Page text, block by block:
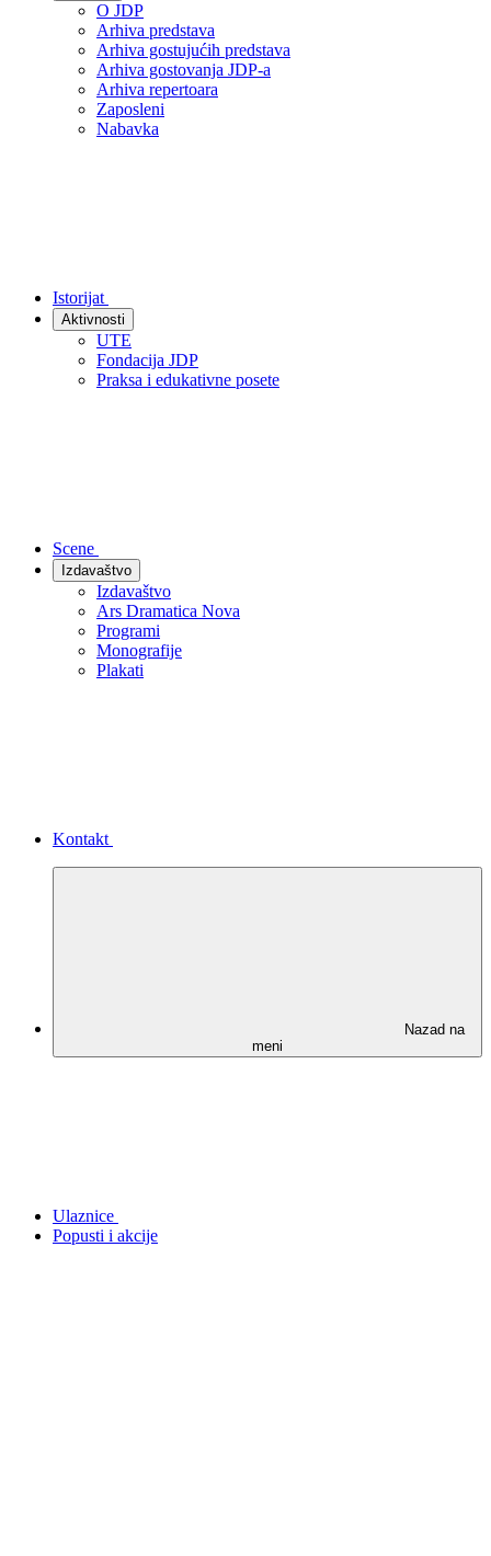
O JDP
Arhiva predstava
Arhiva gostujućih predstava
Arhiva gostovanja JDP-a
Arhiva repertoara
Zaposleni
Nabavka
Istorijat
Aktivnosti
UTE
Fondacija JDP
Praksa i edukativne posete
Scene
Izdavaštvo
Izdavaštvo
Ars Dramatica Nova
Programi
Monografije
Plakati
Kontakt
Nazad na
meni
Ulaznice
Popusti i akcije